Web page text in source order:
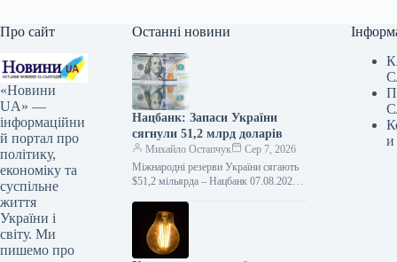
Про сайт
«Новини
UA» —
інформаційни
й портал про
політику,
економіку та
суспільне
життя
України і
світу. Ми
пишемо про
Останні новини
Нацбанк: Запаси України
сягнули 51,2 млрд доларів
Михайло Остапчук
Сер 7, 2026
Міжнародні резерви України сягають
$51,2 мільярда – Нацбанк 07.08.2026
України у липні 2026 року
зменшилися на…
и